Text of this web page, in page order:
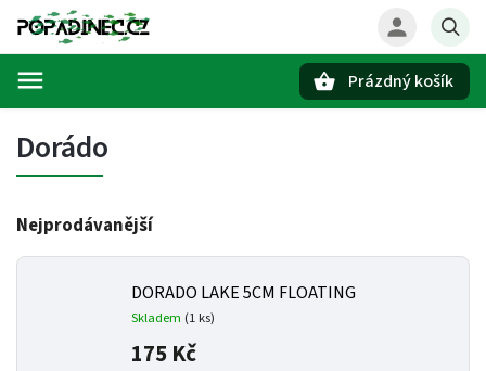
Prázdný košík
Dorádo
Nejprodávanější
DORADO LAKE 5CM FLOATING
Skladem (1 ks)
175 Kč